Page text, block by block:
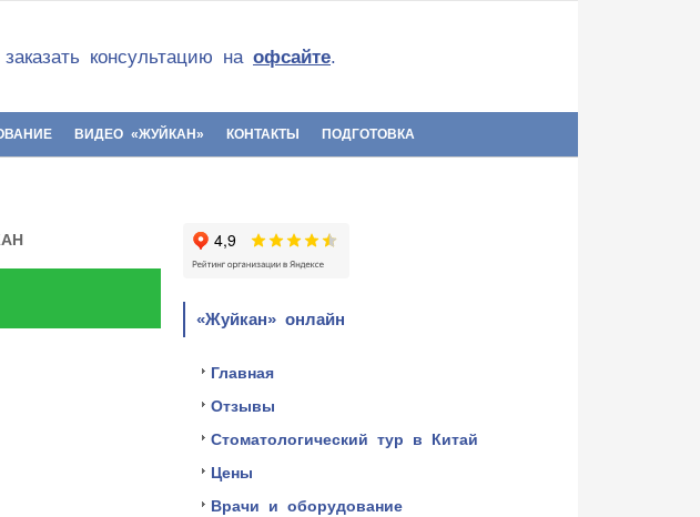
консультацию на офсайте.
ВИДЕО «ЖУЙКАН» КОНТАКТЫ ПОДГОТОВКА
«Жуйкан» онлайн
Главная
Отзывы
Стоматологический тур в Китай
Цены
Врачи и оборудование